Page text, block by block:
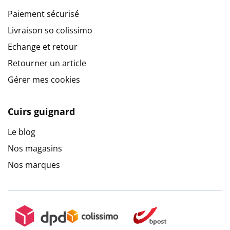
Paiement sécurisé
Livraison so colissimo
Echange et retour
Retourner un article
Gérer mes cookies
Cuirs guignard
Le blog
Nos magasins
Nos marques